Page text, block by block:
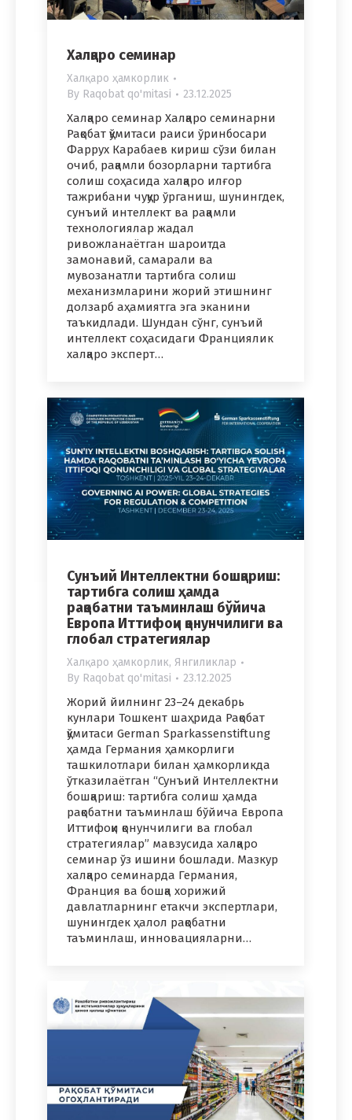
Халқаро семинар
Халқаро ҳамкорлик
By Raqobat qo'mitasi 23.12.2025
Халқаро семинар Халқаро семинарни
Рақобат қўмитаси раиси ўринбосари
Фаррух Карабаев кириш сўзи билан
очиб, рақамли бозорларни тартибга
солиш соҳасида халқаро илғор
тажрибани чуқур ўрганиш, шунингдек,
сунъий интеллект ва рақамли
технологиялар жадал
ривожланаётган шароитда
замонавий, самарали ва
мувозанатли тартибга солиш
механизмларини жорий этишнинг
долзарб аҳамиятга эга эканини
таъкидлади. Шундан сўнг, сунъий
интеллект соҳасидаги Франциялик
халқаро эксперт…
Сунъий Интеллектни бошқариш:
тартибга солиш ҳамда
рақобатни таъминлаш бўйича
Европа Иттифоқи қонунчилиги ва
глобал стратегиялар
Халқаро ҳамкорлик, Янгиликлар
By Raqobat qo'mitasi 23.12.2025
Жорий йилнинг 23–24 декабрь
кунлари Тошкент шаҳрида Рақобат
қўмитаси German Sparkassenstiftung
ҳамда Германия ҳамкорлиги
ташкилотлари билан ҳамкорликда
ўтказилаётган “Сунъий Интеллектни
бошқариш: тартибга солиш ҳамда
рақобатни таъминлаш бўйича Европа
Иттифоқи қонунчилиги ва глобал
стратегиялар” мавзусида халқаро
семинар ўз ишини бошлади. Мазкур
халқаро семинарда Германия,
Франция ва бошқа хорижий
давлатларнинг етакчи экспертлари,
шунингдек ҳалол рақобатни
таъминлаш, инновацияларни…